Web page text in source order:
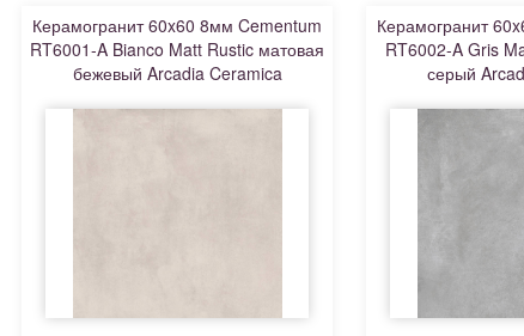
Керамогранит 60x60 8мм Cementum
RT6001-A Bianco Matt Rustic матовая
бежевый Arcadia Ceramica
Керамогранит
RT6002-A Gris
серый